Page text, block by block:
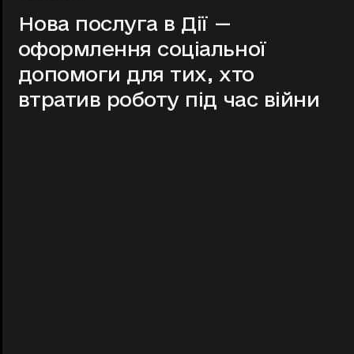
Нова послуга в Дії —
оформлення соціальної
допомоги для тих, хто
втратив роботу під час війни